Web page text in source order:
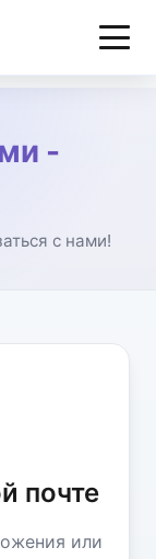
-
с нами!
почте
или